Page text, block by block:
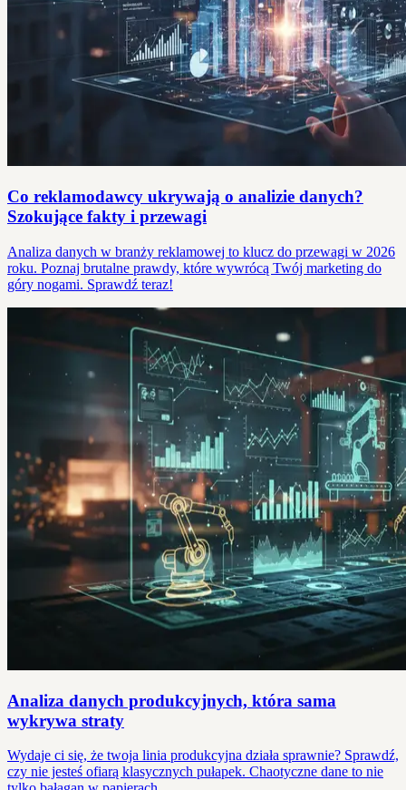
Co reklamodawcy ukrywają o analizie danych?
Szokujące fakty i przewagi
Analiza danych w branży reklamowej to klucz do przewagi w 2026
roku. Poznaj brutalne prawdy, które wywrócą Twój marketing do
góry nogami. Sprawdź teraz!
Analiza danych produkcyjnych, która sama
wykrywa straty
Wydaje ci się, że twoja linia produkcyjna działa sprawnie? Sprawdź,
czy nie jesteś ofiarą klasycznych pułapek. Chaotyczne dane to nie